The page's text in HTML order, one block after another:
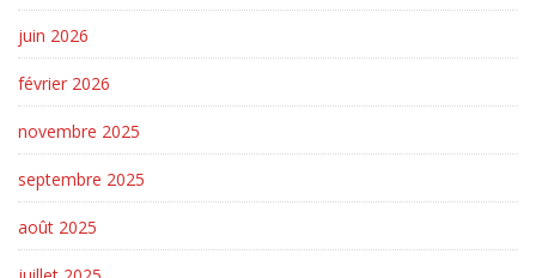
juin 2026
février 2026
novembre 2025
septembre 2025
août 2025